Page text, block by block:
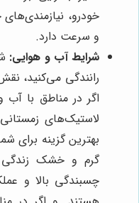
خودرو،
و سرعت دارد.
شرایط آب و هوایی:
رانندگی می‌کنید،
اگر در مناطق با
لاستیک‌های
بهترین گزینه برای
گرم و خشک زندگی
چسبندگی بالا و